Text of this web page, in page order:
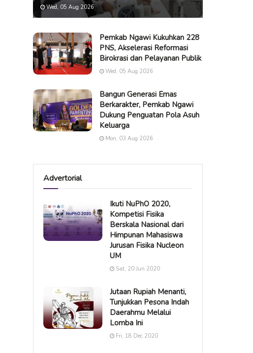
Wed, 05 Aug 2026
Pemkab Ngawi Kukuhkan 228
PNS, Akselerasi Reformasi
Birokrasi dan Pelayanan Publik
Wed, 05 Aug 2026
Bangun Generasi Emas
Berkarakter, Pemkab Ngawi
Dukung Penguatan Pola Asuh
Keluarga
Mon, 03 Aug 2026
Advertorial
Ikuti NuPhO 2020,
Kompetisi Fisika
Berskala Nasional dari
Himpunan Mahasiswa
Jurusan Fisika Nucleon
UM
Sat, 20 Jun 2020
Jutaan Rupiah Menanti,
Tunjukkan Pesona Indah
Daerahmu Melalui
Lomba Ini
Fri, 18 Dec 2020